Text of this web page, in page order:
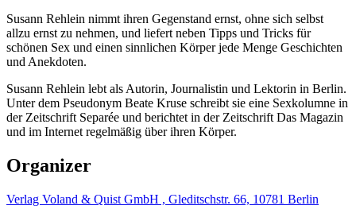
Susann Rehlein nimmt ihren Gegenstand ernst, ohne sich selbst
allzu ernst zu nehmen, und liefert neben Tipps und Tricks für
schönen Sex und einen sinnlichen Körper jede Menge Geschichten
und Anekdoten.
Susann Rehlein lebt als Autorin, Journalistin und Lektorin in Berlin.
Unter dem Pseudonym Beate Kruse schreibt sie eine Sexkolumne in
der Zeitschrift Separée und berichtet in der Zeitschrift Das Magazin
und im Internet regelmäßig über ihren Körper.
Organizer
Verlag Voland & Quist GmbH , Gleditschstr. 66, 10781 Berlin